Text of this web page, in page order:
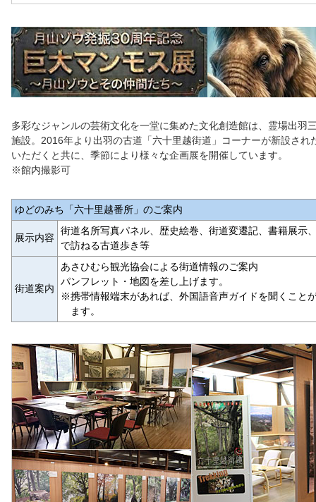
多彩なジャンルの芸術文化を一堂に集めた文化創造館は、霊場出
施設。2016年より出羽の古道「六十里越街道」コーナーが新設さ
いただくと共に、季節により様々な企画展を開催しています。
※館内撮影可
ゆどのみち「六十里越番所」のご案内
展示内容
街道名所写真パネル、歴史絵巻、街道変遷記、書籍展示
で訪ねる古道歩き等
街道案内
あさひむら観光協会による街道情報のご案内
パンフレット・地図を差し上げます。
※携帯情報端末があれば、外国語音声ガイドを聞くこと
ます。